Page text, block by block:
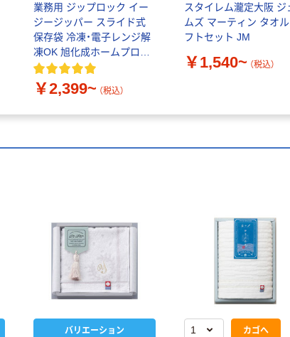
業務用 ジップロック イー
ジージッパー スライド式
保存袋 冷凍・電子レンジ解
凍OK 旭化成ホームプロダ
クツ
￥2,399~ （税込）
スタイレム瀧定大阪 ジ
ムズ マーティン タオ
フトセット JM
￥1,540~ （税込）
バリエーション カゴへ